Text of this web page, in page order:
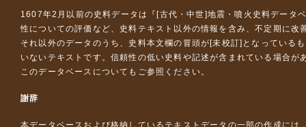
1607年2月以前の史料データは『 [古代・中世]地震・噴火史料データ
性についての評価など、史料テキスト以外の情報を含み、不定期に改
それ以外のデータのうち、史料本文欄の冒頭が[未校訂]となっている
いないテキストです。信頼性の低い史料や記述が含まれている場合が
このデータベースについて もご参照ください。
謝辞
本データベースおよび格納しているテキストデータの一部の作成には